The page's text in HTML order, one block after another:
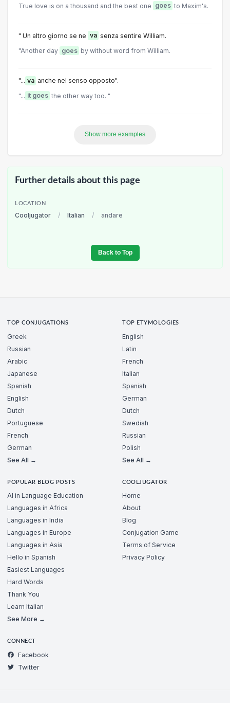
True love is on a thousand and the best one goes to Maxim's.
" Un altro giorno se ne va senza sentire William.
"Another day goes by without word from William.
"... va anche nel senso opposto".
"... it goes the other way too. "
Show more examples
Further details about this page
LOCATION
Cooljugator / Italian / andare
Back to Top
TOP CONJUGATIONS
Greek
Russian
Arabic
Japanese
Spanish
English
Dutch
Portuguese
French
German
See All →
TOP ETYMOLOGIES
English
Latin
French
Italian
Spanish
German
Dutch
Swedish
Russian
Polish
See All →
POPULAR BLOG POSTS
AI in Language Education
Languages in Africa
Languages in India
Languages in Europe
Languages in Asia
Hello in Spanish
Easiest Languages
Hard Words
Thank You
Learn Italian
See More →
COOLJUGATOR
Home
About
Blog
Conjugation Game
Terms of Service
Privacy Policy
CONNECT
Facebook
Twitter